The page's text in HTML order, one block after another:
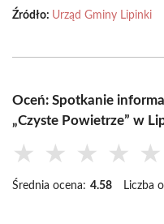
Źródło: Urząd Gminy Lipinki
Oceń: Spotkanie
„Czyste Powietrze” w
★ ★ ★ ★ ★
Średnia ocena: 4.58 Liczba